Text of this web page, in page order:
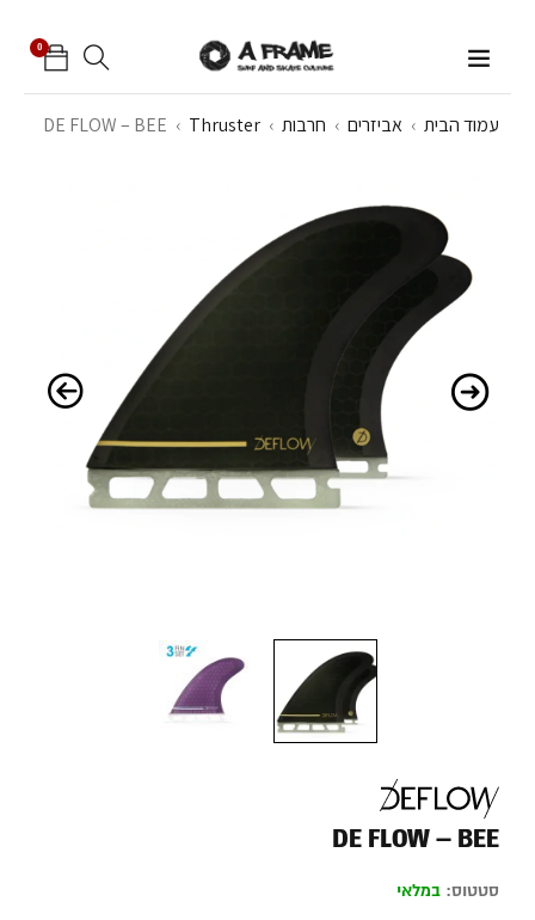
0
עמוד הבית › אביזרים › חרבות ›
Thruster
›
DE FLOW – BEE
DE FLOW – BEE
סטטוס: במלאי